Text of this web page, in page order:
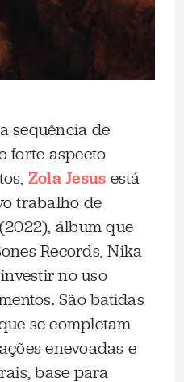
sequência de
forte aspecto
Zola Jesus está
trabalho de
(2022), álbum que
Records, Nika
no uso
São batidas
se completam
enevoadas e
base para